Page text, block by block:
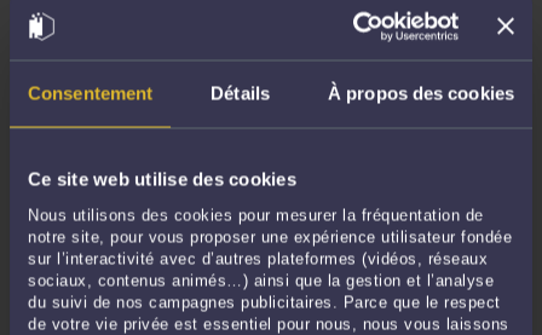
Consentement Détails À propos des cookies
Ce site web utilise des cookies
Nous utilisons des cookies pour mesurer la fréquentation de
notre site, pour vous proposer une expérience utilisateur fondée
sur l’interactivité avec d’autres plateformes (vidéos, réseaux
sociaux, contenus animés…) ainsi que la gestion et l’analyse
du suivi de nos campagnes publicitaires. Parce que le respect
de votre vie privée est essentiel pour nous, nous vous laissons
Référence du paiement :
Message(facultatif)